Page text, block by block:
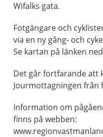
Wifalks gata.
Fotgängare och
via en ny gång- och
Se kartan på länken
Det går fortfarande att
Jourmottagningen från
Information om
finns på webben: